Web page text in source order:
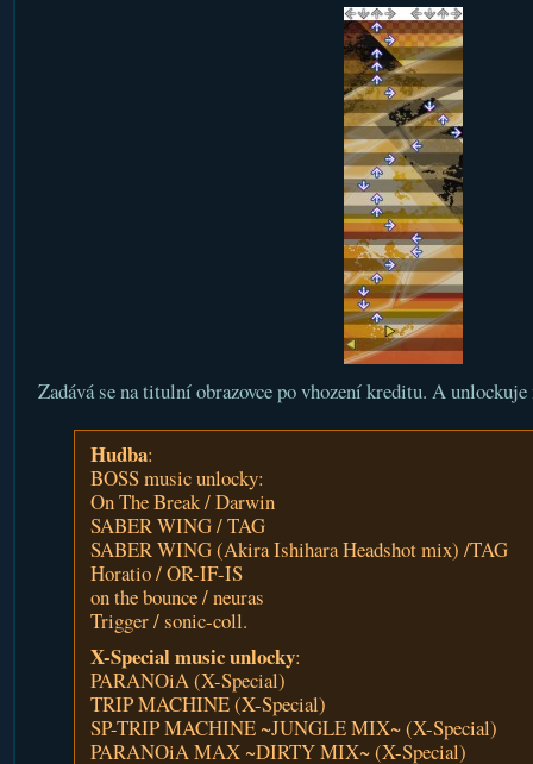
Zadává se na titulní obrazovce po vhození kreditu. A
Hudba:
BOSS music unlocky:
On The Break / Darwin
SABER WING / TAG
SABER WING (Akira Ishihara Headshot mix) /TAG
Horatio / OR-IF-IS
on the bounce / neuras
Trigger / sonic-coll.
X-Special music unlocky:
PARANOiA (X-Special)
TRIP MACHINE (X-Special)
SP-TRIP MACHINE ~JUNGLE MIX~ (X-Special)
PARANOiA MAX ~DIRTY MIX~ (X-Special)